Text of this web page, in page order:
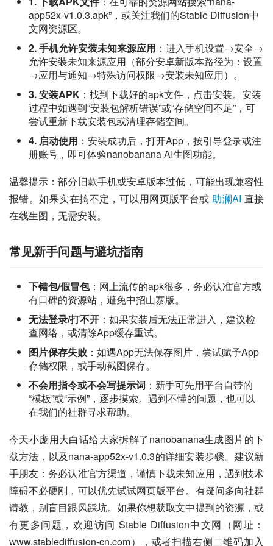
app52x-v1.0.3.apk”，或关注我们的Stable Diffusion中
文网资源区。
2. 手机允许安装未知来源应用 ：进入手机设置→安全→
允许安装未知来源应用（部分安卓新版本路径为：设置
→应用与通知→特殊访问权限→安装未知应用）。
3. 安装APK ：找到下载好的apk文件，点击安装。安装
过程中如遇到“安装包解析错误”或“存储空间不足”，可
尝试重新下载安装包或清理存储空间。
4. 启动使用 ：安装成功后，打开App，按引导登录或注
册账号，即可体验nanobanana AI生图功能。
温馨提示：部分旧款手机或安卓版本过低，可能出现兼容性
报错。如果实在搞不定，可以用网页版平台或 助澜AI 直接
在线生图，无需安装。
常见新手问题与避坑指南
下错包/假冒包：网上流传的apk很多，务必认准官方或
有口碑的资源站，避免中招山寨版。
无法登录/打不开 ：如果安装后无法正常进入，建议检
查网络，或清除App缓存重试。
图片保存失败 ：如遇App无法保存图片，尝试赋予App
存储权限，或手动截图保存。
不会用指令或不会写提示词 ：新手可先用平台自带的
“模板”或“示例”，逐步摸索。遇到不懂的问题，也可以
在我们的社群寻求帮助。
今天小庞用大白话给大家拆解了nanobanana生成图片的下
载方法，以及nana-app52x-v1.0.3的详细安装步骤。建议新
手朋友：务必认准官方渠道，谨慎下载未知应用，遇到技术
障碍不必硬刚，可以优先试试网页版平台。有疑问多向社群
请教，别盲目跟风踩坑。如果你想获取文中提到的资源，或
有更多问题，欢迎访问 Stable Diffusion中文网（网址：
www.stablediffusion-cn.com），或者扫描右侧二维码加入